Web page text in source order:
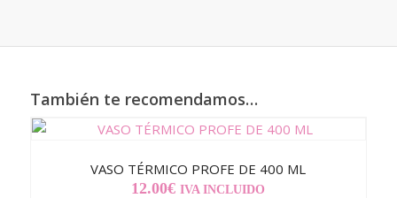
También te recomendamos…
VASO TÉRMICO PROFE DE 400 ML
12.00€ IVA INCLUIDO